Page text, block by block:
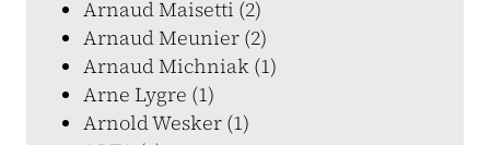
Arnaud Maisetti (2)
Arnaud Meunier (2)
Arnaud Michniak (1)
Arne Lygre (1)
Arnold Wesker (1)